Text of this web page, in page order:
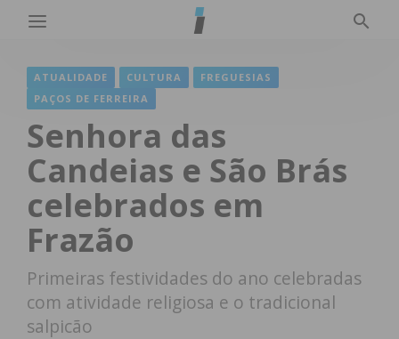
ATUALIDADE CULTURA
FREGUESIAS
PAÇOS DE FERREIRA
Senhora das
Candeias e São Brás
celebrados em
Frazão
Primeiras festividades do ano celebradas
com atividade religiosa e o tradicional
salpicão